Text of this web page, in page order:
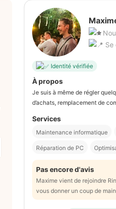
Se
Identité vérifiée
À propos
Je suis à même de régler
d’achats, remplacement de
Services
Maintenance informatique
Réparation de PC
Pas encore d'avis
Maxime vient de rejoindre
vous donner un coup de